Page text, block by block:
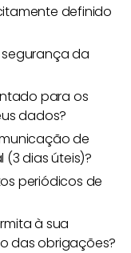
definido
da
para os
dados?
de
dias úteis)?
periódicos de
à sua
das obrigações?